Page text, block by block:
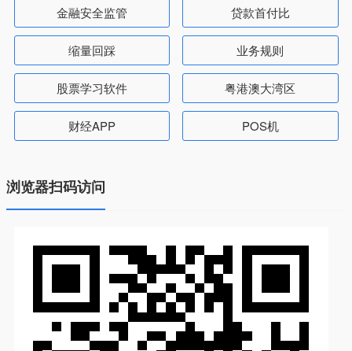
金融安全监管 贷款首付比
缩量回踩 业务规则
股票学习软件 粤港澳大湾区
财经APP POS机
浏览器扫码访问